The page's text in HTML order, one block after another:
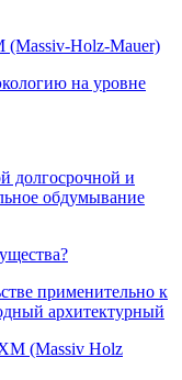
(Massiv-Holz-Mauer)
на уровне
долгосрочной и
обдумывание
применительно к
архитектурный
(Massiv Holz